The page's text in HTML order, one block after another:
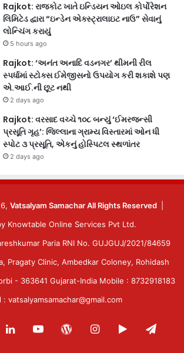
Rajkot: રાજકોટ ખાતે ઇન્ડિયન ઓઇલ કોર્પોરેશન
લિમિટેડ દ્વારા “ઇન્ડેન એક્સ્ટ્રાલાઇટ નાઉ” સેવાનું
લોન્ચિંગ કરાયું
5 hours ago
Rajkot: ‘અનંત અનાદિ વડનગર’ થીમની રીલ
સ્પર્ધામાં સ્ટોક્સ ઈમેજીસનો ઉપયોગ કરી શકાશે પણ
એ.આઈ.ની છૂટ નથી
2 days ago
Rajkot: વરસાદ વચ્ચે ૧૦૮ બન્યું ‘ઈમરજન્સી
પ્રસૂતિ ગૃહ’: જિલ્લાના ગ્રામ્ય વિસ્તારમાં ઓન ધી
સ્પોટ ૩ પ્રસૂતિ, એકનું હોસ્પિટલ સ્થળાંતર
2 days ago
Vatsalyam Samachar All Rights Reserved
Knowtable Online Services Pvt Ltd.
Paria RNI No. GUJGUJ/2021/84659
Pragaty Clinic, Ambedkar Coloney, Rohidash
- 363641 Gujarat-India Mobile : 8732918183
: vatsalyamsamachar@gmail.com
LinkedInYouTubeWordPressInstagram
Google